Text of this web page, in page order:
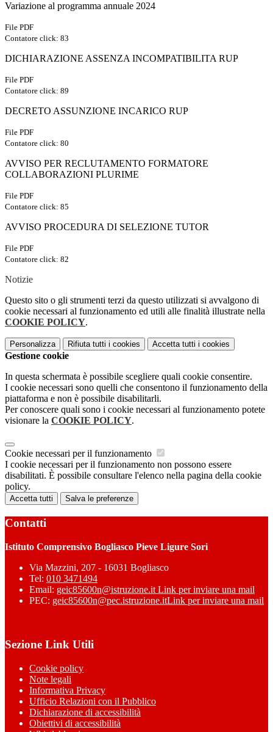
Variazione al programma annuale 2024
File PDF
Contatore click: 83
DICHIARAZIONE ASSENZA INCOMPATIBILITA RUP
File PDF
Contatore click: 89
DECRETO ASSUNZIONE INCARICO RUP
File PDF
Contatore click: 80
AVVISO PER RECLUTAMENTO FORMATORE
COLLABORAZIONI PLURIME
File PDF
Contatore click: 85
AVVISO PROCEDURA DI SELEZIONE TUTOR
File PDF
Contatore click: 82
Notizie
Questo sito o gli strumenti terzi da questo utilizzati si avvalgono di
cookie necessari al funzionamento ed utili alle finalità illustrate nella
COOKIE POLICY.
Personalizza Rifiuta tutti i cookies Accetta tutti i cookies
Gestione cookie
In questa schermata è possibile scegliere quali cookie consentire.
I cookie necessari sono quelli che consentono il funzionamento della
piattaforma e non è possibile disabilitarli.
Per conoscere quali sono i cookie necessari al funzionamento potete
visionare la COOKIE POLICY.
Cookie necessari per il funzionamento
I cookie necessari per il funzionamento non possono essere
disabilitati. È possibile consultare l'elenco nella pagina della cookie
policy.
Accetta tutti Salva le preferenze
Contatti
Istituto Comprensivo Bogliasco Pieve Ligure Sori
Via Mazzini, 207 - 16031 Bogliasco
Tel: 010 3471494
Email: geic85600n@istruzione.it Link per inviare una mail
PEC: geic85600n@pec.istruzione.itLink per inviare una mail
Sezione Link Utili
Cookie policy
Note legali
Informativa Privacy
Ufficio Relazioni con il Pubblico
Dichiarazione di accessibilità
Obiettivi di accessibilità